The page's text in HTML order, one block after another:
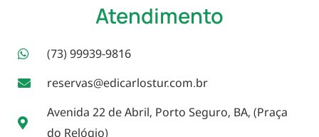
Atendimento
(73) 99939-9816
reservas@edicarlostur.com.br
Avenida 22 de Abril, Porto Seguro, BA, (Praça
do Relógio)